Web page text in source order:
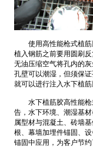
使用高性能枪式植
植入钢筋之前要用圆刷
无油压缩空气将孔内的
孔壁可以潮湿，但须保
就可以进行注入水下植
水下植筋胶高性能
告，水下环境、潮湿基
属型材与混凝土、砖墙
根、幕墙加埋件锚固、
锚固中应用，为客户节约